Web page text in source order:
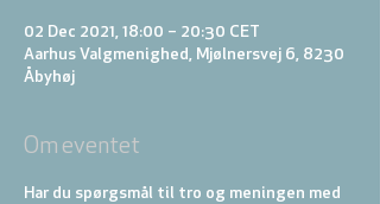
02 Dec 2021, 18:00 – 20:30 CET
Aarhus Valgmenighed, Mjølnersvej 6, 8230
Åbyhøj
Om eventet
Har du spørgsmål til tro og meningen med